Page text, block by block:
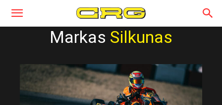
Markas Silkunas